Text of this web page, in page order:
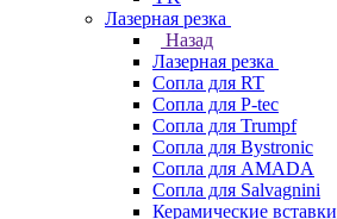
Лазерная резка
Назад
Лазерная резка
Сопла для RT
Сопла для P-tec
Сопла для Trumpf
Сопла для Bystronic
Сопла для AMADA
Сопла для Salvagnini
Керамические вставки